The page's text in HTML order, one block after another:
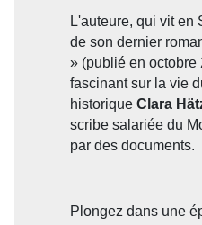
L'auteure, qui vit en
de son dernier
» (publié en octobre
fascinant sur la vie
historiqueClara
scribe salariée du
par des documents.
Plongez dans une